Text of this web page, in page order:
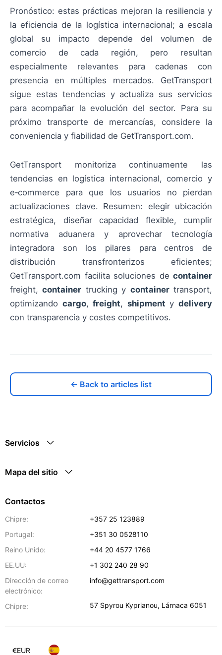
Pronóstico: estas prácticas mejoran la resiliencia y
la eficiencia de la logística internacional; a escala
global su impacto depende del volumen de
comercio de cada región, pero resultan
especialmente relevantes para cadenas con
presencia en múltiples mercados. GetTransport
sigue estas tendencias y actualiza sus servicios
para acompañar la evolución del sector. Para su
próximo transporte de mercancías, considere la
conveniencia y fiabilidad de GetTransport.com.
GetTransport monitoriza continuamente las
tendencias en logística internacional, comercio y
e‑commerce para que los usuarios no pierdan
actualizaciones clave. Resumen: elegir ubicación
estratégica, diseñar capacidad flexible, cumplir
normativa aduanera y aprovechar tecnología
integradora son los pilares para centros de
distribución transfronterizos eficientes;
GetTransport.com facilita soluciones de container
freight,container trucking y containertransport,
optimizando cargo,freight, shipment ydelivery
con transparencia y costes competitivos.
← Back to articles list
Servicios
Mapa del sitio
Contactos
Chipre:
+357 25 123889
Portugal:
+351 30 0528110
Reino Unido:
+44 20 4577 1766
EE.UU:
+1 302 240 28 90
Dirección de correo
electrónico:
info@gettransport.com
Chipre: 57 Spyrou Kyprianou, Lárnaca 6051
€EUR